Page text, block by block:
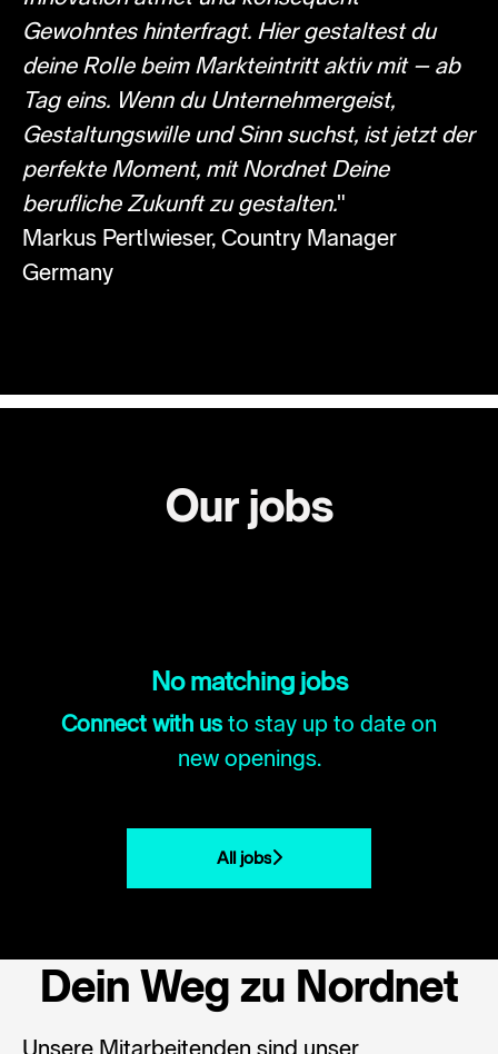
Gewohntes hinterfragt. Hier gestaltest du
deine Rolle beim Markteintritt aktiv mit – ab
Tag eins. Wenn du Unternehmergeist,
Gestaltungswille und Sinn suchst, ist jetzt der
perfekte Moment, mit Nordnet Deine
berufliche Zukunft zu gestalten."
Markus Pertlwieser, Country Manager
Germany
Our jobs
No matching jobs
Connect with us to stay up to date on
new openings.
All jobs
Dein Weg zu Nordnet
Unsere Mitarbeitenden sind unser